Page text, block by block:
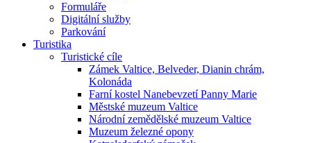
Formuláře
Digitální služby
Parkování
Turistika
Turistické cíle
Zámek Valtice, Belveder, Dianin chrám,
Kolonáda
Farní kostel Nanebevzetí Panny Marie
Městské muzeum Valtice
Národní zemědělské muzeum Valtice
Muzeum železné opony